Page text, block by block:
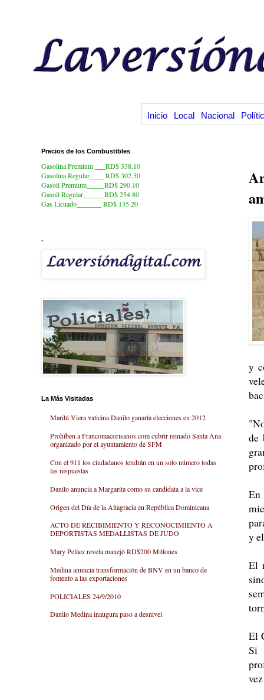
Inicio Local Nacional
y
de
En
y
El
El
Si
Precios de los Combustibles
Gasolina Premium
RD$ 338.10
Gasolina Regular____ RD$ 302.50
Gasoil Premium_____RD$ 290.10
Gasoil Regular______RD$ 254.80
Gas Licuado_______
RD$ 135.20
.
La Más Visitadas
Marilú Viera vaticina Danilo ganaría elecciones en 2012
Prohíben a Francomacorisanos.com cubrir reinado Santa Ana
organizado por el ayuntamiento de SFM
Con el 911 los ciudadanos tendrán en un solo número todas
las respuestas
Danilo anuncia a Margarita como su candidata a la vice
Origen del Día de la Altagracia en República Dominicana
ACTO DE RECIBIMIENTO Y RECONOCIMIENTO A
DEPORTISTAS MEDALLISTAS DE JUDO
Mary Peláez revela manejó RD$200 Millones
Medina anuncia transformación de BNV en un banco de
fomento a las exportaciones
POLICIALES 24/9/2010
Danilo Medina inaugura paso a desnivel